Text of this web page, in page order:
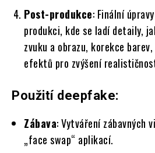
Post-produkce: Finální
produkci, kde se ladí detaily,
zvuku a obrazu, korekce
efektů pro zvýšení
Použití deepfake:
Zábava: Vytváření zábavných
„face swap“ aplikací.